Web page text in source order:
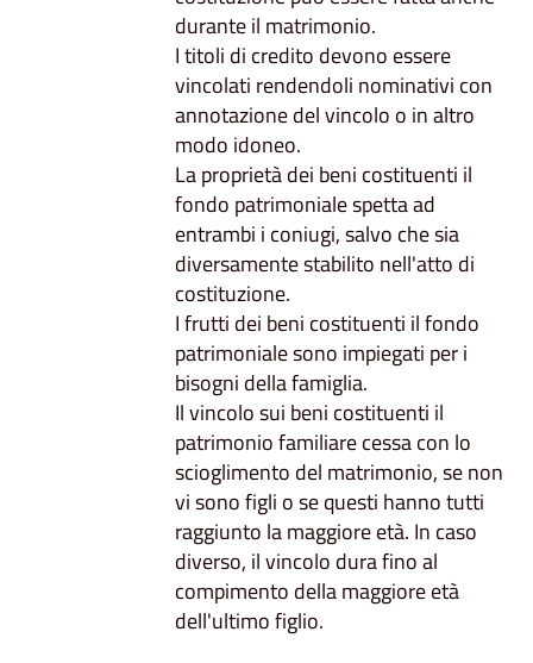
durante il matrimonio.
I titoli di credito devono essere
vincolati rendendoli nominativi con
annotazione del vincolo o in altro
modo idoneo.
La proprietà dei beni costituenti il
fondo patrimoniale spetta ad
entrambi i coniugi, salvo che sia
diversamente stabilito nell'atto di
costituzione.
I frutti dei beni costituenti il fondo
patrimoniale sono impiegati per i
bisogni della famiglia.
Il vincolo sui beni costituenti il
patrimonio familiare cessa con lo
scioglimento del matrimonio, se non
vi sono figli o se questi hanno tutti
raggiunto la maggiore età. In caso
diverso, il vincolo dura fino al
compimento della maggiore età
dell'ultimo figlio.